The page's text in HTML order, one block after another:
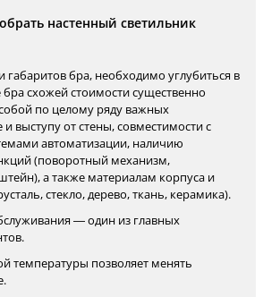
настенный светильник
габаритов бра, необходимо углубиться в
схожей стоимости существенно
по целому ряду важных
выступу от стены, совместимости с
автоматизации, наличию
(поворотный механизм,
а также материалам корпуса и
стекло, дерево, ткань, керамика).
— один из главных
температуры позволяет менять